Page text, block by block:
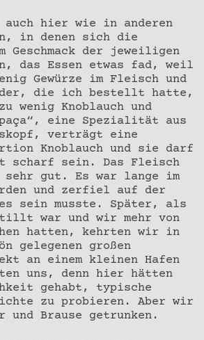
auch hier wie in anderen
in denen sich die
Geschmack der jeweiligen
das Essen etwas fad, weil
Gewürze im Fleisch und
der, die ich bestellt hatte,
wenig Knoblauch und
eine Spezialität aus
verträgt eine
Knoblauch und sie darf
scharf sein. Das Fleisch
gut. Es war lange im
und zerfiel auf der
sein musste. Später, als
war und wir mehr von
hatten, kehrten wir in
gelegenen großen
an einem kleinen Hafen
uns, denn hier hätten
gehabt, typische
zu probieren. Aber wir
und Brause getrunken.